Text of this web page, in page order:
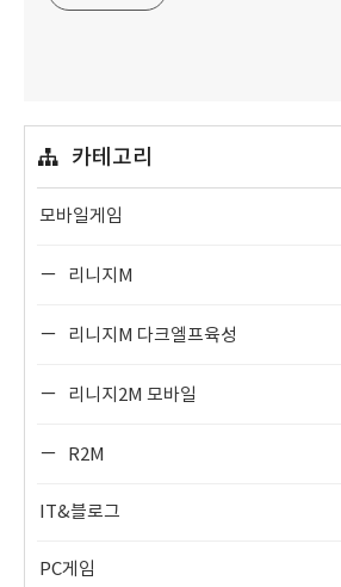
카테고리
모바일게임
리니지M
리니지M 다크엘프육성
리니지2M 모바일
R2M
IT&블로그
PC게임